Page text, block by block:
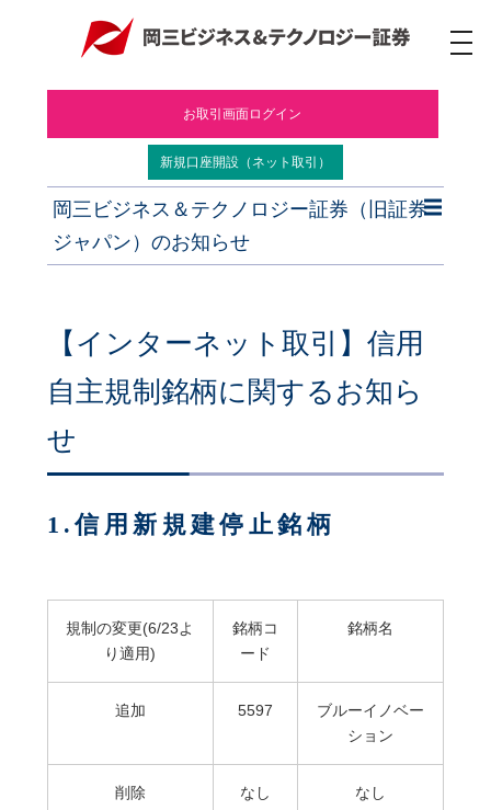
ナ
ビ
【インターネット取引】信用
自主規制銘柄に関するお知ら
せ
1.信用新規建停止銘柄
規制の変更(6/23よ
り適用)
銘柄コ
ード
銘柄名
追加 5597
ブルーイノベー
ション
削除 なし なし
お取引画面ログイン
新規口座開設（ネット取引）
岡三ビジネス＆テクノロジー証券（旧証券
ジャパン）のお知らせ